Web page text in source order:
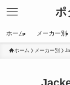
ポ
ホーム メーカー別
ホーム メーカー別